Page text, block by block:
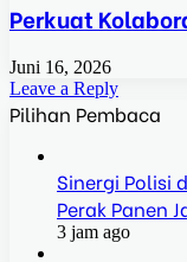
Perkuat
Juni 16, 2026
Leave a Reply
Pilihan Pembaca
Sinergi Polisi
Perak Panen
3 jam ago